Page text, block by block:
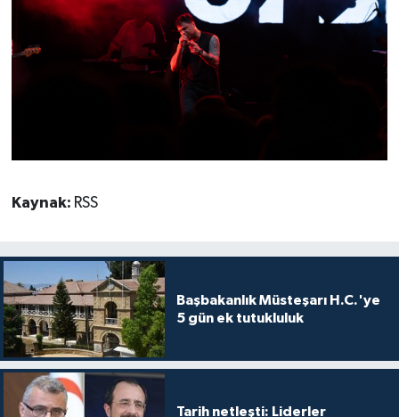
Kaynak: RSS
Başbakanlık Müsteşarı H.C.'ye
5 gün ek tutukluluk
Tarih netleşti: Liderler